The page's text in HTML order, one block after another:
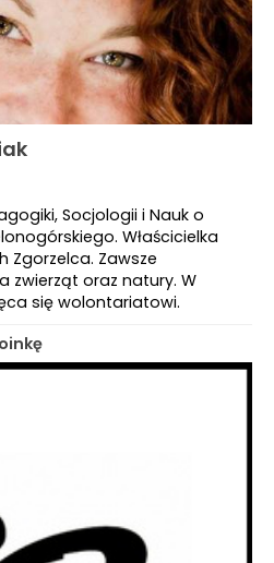
Socjologii i Nauk o
Właścicielka
Zgorzelca. Zawsze
zwierząt oraz natury. W
się wolontariatowi.